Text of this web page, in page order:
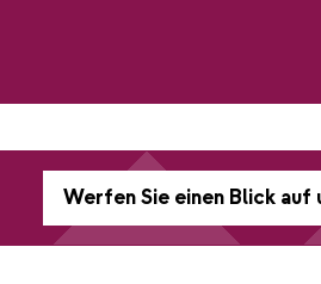
Werfen Sie einen Blick auf